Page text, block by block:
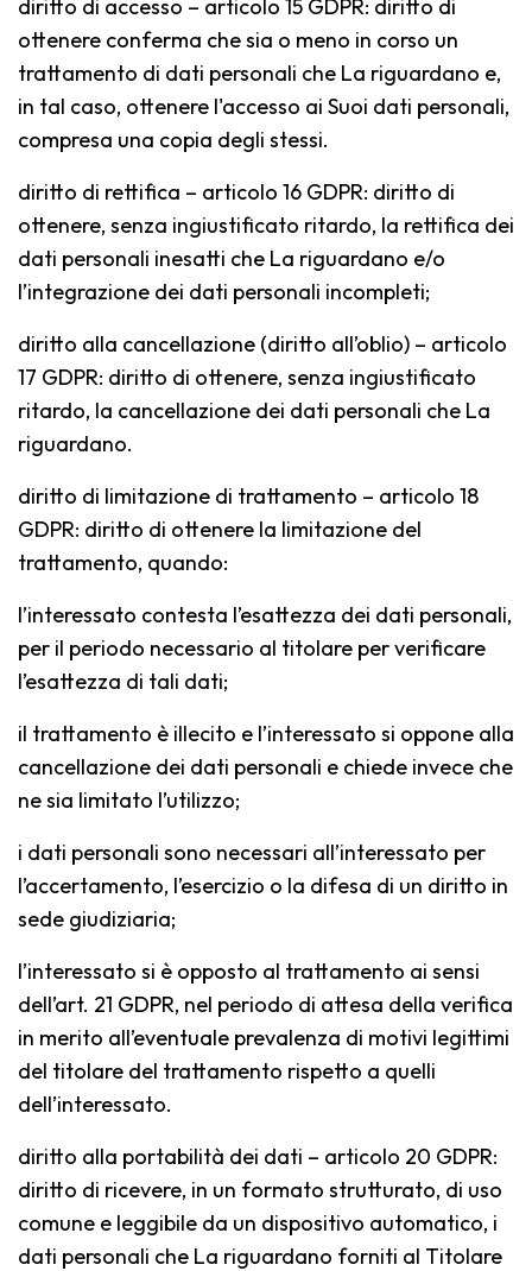
diritto di accesso – articolo 15 GDPR: diritto di
ottenere conferma che sia o meno in corso un
trattamento di dati personali che La riguardano e,
in tal caso, ottenere l'accesso ai Suoi dati personali,
compresa una copia degli stessi.
diritto di rettifica – articolo 16 GDPR: diritto di
ottenere, senza ingiustificato ritardo, la rettifica dei
dati personali inesatti che La riguardano e/o
l’integrazione dei dati personali incompleti;
diritto alla cancellazione (diritto all’oblio) – articolo
17 GDPR: diritto di ottenere, senza ingiustificato
ritardo, la cancellazione dei dati personali che La
riguardano.
diritto di limitazione di trattamento – articolo 18
GDPR: diritto di ottenere la limitazione del
trattamento, quando:
l’interessato contesta l’esattezza dei dati personali,
per il periodo necessario al titolare per verificare
l’esattezza di tali dati;
il trattamento è illecito e l’interessato si oppone alla
cancellazione dei dati personali e chiede invece che
ne sia limitato l’utilizzo;
i dati personali sono necessari all’interessato per
l’accertamento, l’esercizio o la difesa di un diritto in
sede giudiziaria;
l’interessato si è opposto al trattamento ai sensi
dell’art. 21 GDPR, nel periodo di attesa della verifica
in merito all’eventuale prevalenza di motivi legittimi
del titolare del trattamento rispetto a quelli
dell’interessato.
diritto alla portabilità dei dati – articolo 20 GDPR:
diritto di ricevere, in un formato strutturato, di uso
comune e leggibile da un dispositivo automatico, i
dati personali che La riguardano forniti al Titolare